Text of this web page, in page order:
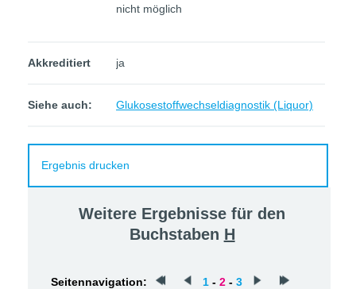
nicht möglich
Akkreditiert ja
Siehe auch: Glukosestoffwechseldiagnostik (Liquor)
Ergebnis drucken
Weitere Ergebnisse für den
Buchstaben H
Seitennavigation: 1 - 2 - 3